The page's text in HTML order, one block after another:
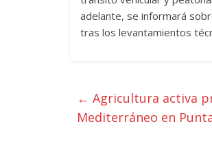
adelante, se informará
tras los levantamientos
← Agricultura activa
Mediterráneo en